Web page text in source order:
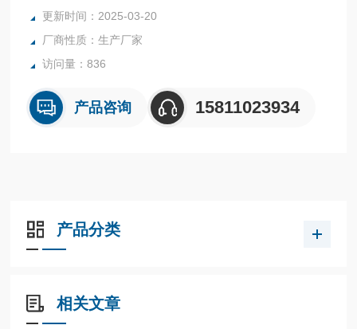
更新时间：2025-03-20
厂商性质：生产厂家
访问量：836
产品咨询 15811023934
产品分类
相关文章